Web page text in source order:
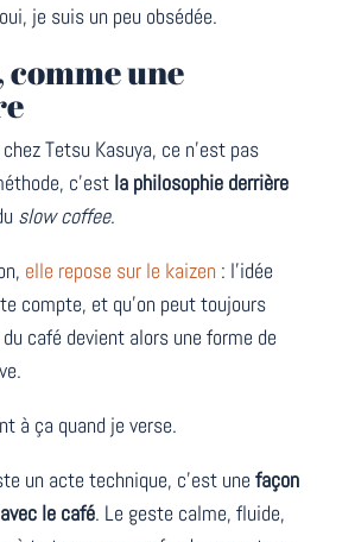
je suis un peu obsédée.
comme une
Tetsu Kasuya, ce n’est pas
c’est la philosophie derrière
slow coffee.
elle repose sur le kaizen : l’idée
compte, et qu’on peut toujours
café devient alors une forme de
à ça quand je verse.
un acte technique, c’est une façon
le café. Le geste calme, fluide,